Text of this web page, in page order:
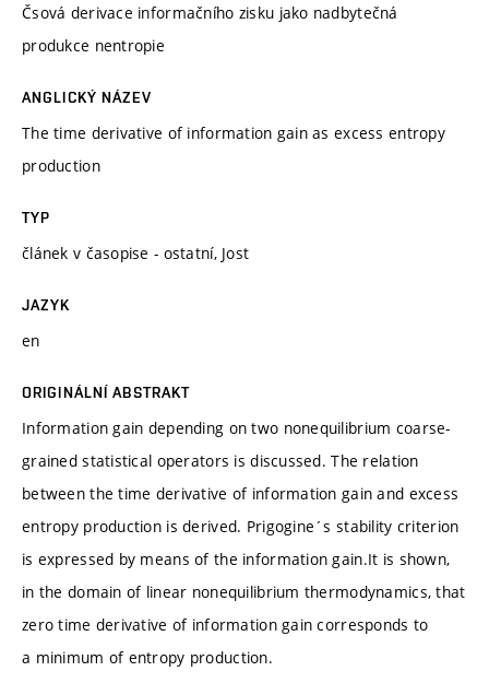
Čsová derivace informačního zisku jako nadbytečná
produkce nentropie
ANGLICKÝ NÁZEV
The time derivative of information gain as excess entropy
production
TYP
článek v časopise - ostatní, Jost
JAZYK
en
ORIGINÁLNÍ ABSTRAKT
Information gain depending on two nonequilibrium coarse-
grained statistical operators is discussed. The relation
between the time derivative of information gain and excess
entropy production is derived. Prigogine´s stability criterion
is expressed by means of the information gain.It is shown,
in the domain of linear nonequilibrium thermodynamics, that
zero time derivative of information gain corresponds to
a minimum of entropy production.